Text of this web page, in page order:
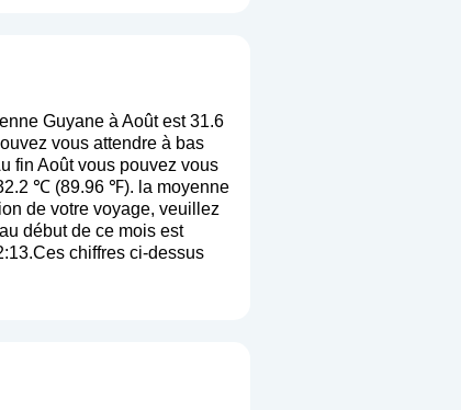
Guyane à Août est 31.6
vous attendre à bas
fin Août vous pouvez vous
℃ (89.96 ℉). la moyenne
de votre voyage, veuillez
début de ce mois est
chiffres ci-dessus